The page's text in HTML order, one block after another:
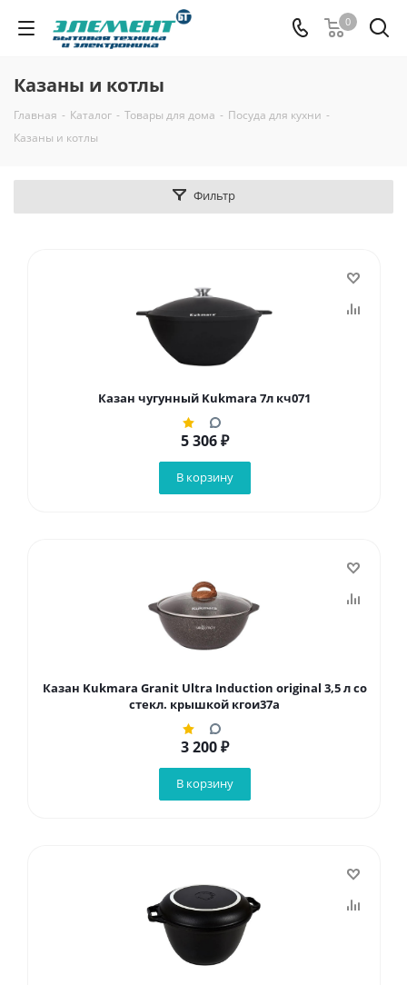
0
Казаны и котлы
Главная - Каталог - Товары для дома - Посуда для кухни -
Казаны и котлы
Фильтр
Казан чугунный Kukmara 7л кч071
5 306₽
В корзину
Казан Kukmara Granit Ultra Induction original 3,5 л со
стекл. крышкой кгои37а
3 200₽
В корзину